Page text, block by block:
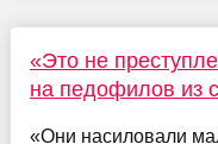
«Это не
на педофилов из
«Они насиловали